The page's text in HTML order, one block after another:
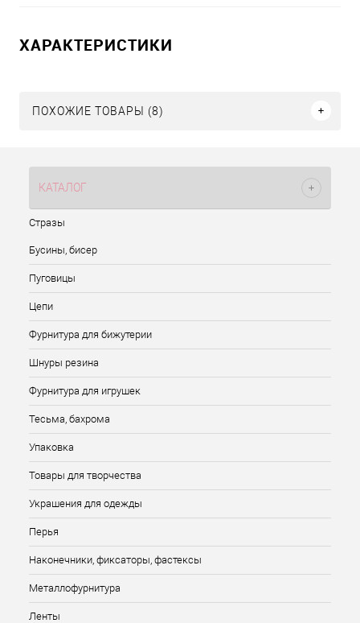
ХАРАКТЕРИСТИКИ
ПОХОЖИЕ ТОВАРЫ (8)
КАТАЛОГ
Стразы
Бусины, бисер
Пуговицы
Цепи
Фурнитура для бижутерии
Шнуры резина
Фурнитура для игрушек
Тесьма, бахрома
Упаковка
Товары для творчества
Украшения для одежды
Перья
Наконечники, фиксаторы, фастексы
Металлофурнитура
Ленты